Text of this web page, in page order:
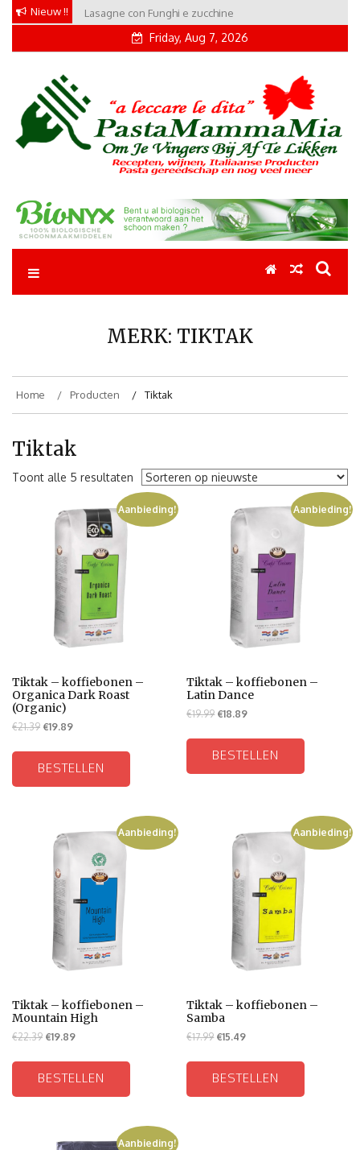
Skip
Nieuw !! Lasagne con Funghi e zucchine
Friday, Aug 7, 2026
Pastamammamia
Pastarecepten om je vingers bij af te likken
MERK: TIKTAK
Home Producten Tiktak
Tiktak
Toont alle 5 resultaten
Aanbieding!
Tiktak – koffiebonen –
Organica Dark Roast
(Organic)
€21.39 €19.89
BESTELLEN
Aanbieding!
Tiktak – koffiebonen –
Latin Dance
€19.99 €18.89
BESTELLEN
Aanbieding!
Tiktak – koffiebonen –
Mountain High
€22.39 €19.89
BESTELLEN
Aanbieding!
Tiktak – koffiebonen –
Samba
€17.99 €15.49
BESTELLEN
Aanbieding!